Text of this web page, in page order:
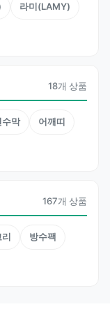
라미(LAMY)
18개 상품
수막 어깨띠
167개 상품
방수팩